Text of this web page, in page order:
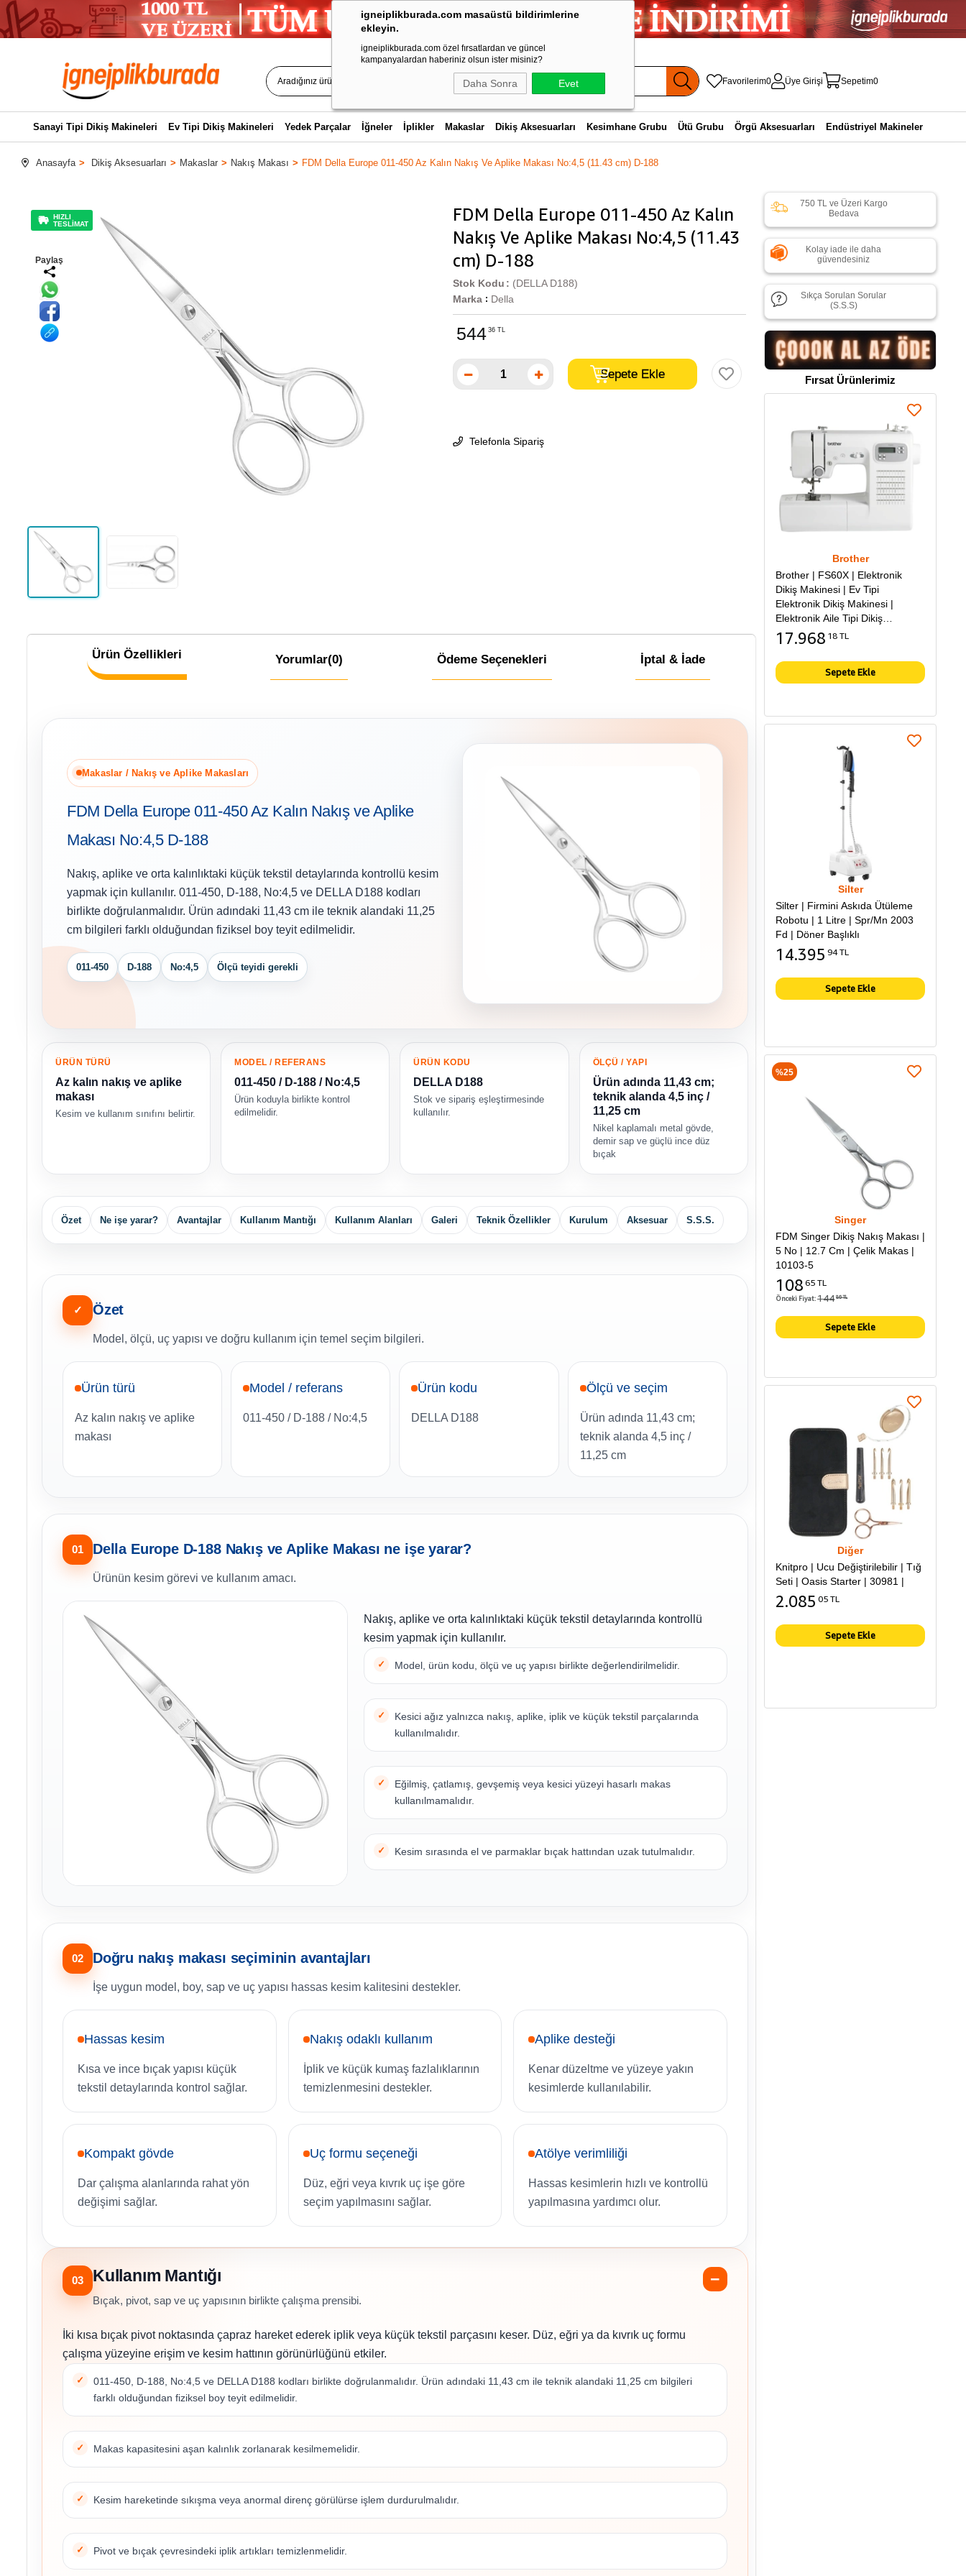
igneiplikburada.com masaüstü bildirimlerine
ekleyin.
igneiplikburada.com özel fırsatlardan ve güncel
kampanyalardan haberiniz olsun ister misiniz?
Daha Sonra Evet Favorilerim0 Üye Girişi Sepetim0
Sanayi Tipi Dikiş Makineleri Ev Tipi Dikiş Makineleri Yedek Parçalar İğneler İplikler Makaslar Dikiş Aksesuarları Kesimhane Grubu Ütü Grubu Örgü Aksesuarları Endüstriyel Makineler
Anasayfa Dikiş Aksesuarları Makaslar Nakış Makası FDM Della Europe 011-450 Az Kalın Nakış Ve Aplike Makası No:4,5 (11.43 cm) D-188
HIZLI
TESLİMAT
Paylaş
FDM Della Europe 011-450 Az Kalın
Nakış Ve Aplike Makası No:4,5 (11.43
cm) D-188
(DELLA D188)
Stok Kodu
Marka : Della
544 36 TL
Telefonla Sipariş
Ürün Özellikleri Yorumlar(0) Ödeme Seçenekleri İptal & İade
Makaslar / Nakış ve Aplike Makasları
FDM Della Europe 011-450 Az Kalın Nakış ve Aplike
Makası No:4,5 D-188
Nakış, aplike ve orta kalınlıktaki küçük tekstil detaylarında kontrollü kesim
yapmak için kullanılır. 011-450, D-188, No:4,5 ve DELLA D188 kodları
birlikte doğrulanmalıdır. Ürün adındaki 11,43 cm ile teknik alandaki 11,25
cm bilgileri farklı olduğundan fiziksel boy teyit edilmelidir.
011-450 D-188 No:4,5 Ölçü teyidi gerekli
ÜRÜN TÜRÜ
Az kalın nakış ve aplike
makası
Kesim ve kullanım sınıfını belirtir.
MODEL / REFERANS
011-450 / D-188 / No:4,5
Ürün koduyla birlikte kontrol
edilmelidir.
ÜRÜN KODU
DELLA D188
Stok ve sipariş eşleştirmesinde
kullanılır.
ÖLÇÜ / YAPI
Ürün adında 11,43 cm;
teknik alanda 4,5 inç /
11,25 cm
Nikel kaplamalı metal gövde,
demir sap ve güçlü ince düz
bıçak
Özet Ne işe yarar? Avantajlar Kullanım Mantığı Kullanım Alanları Galeri Teknik Özellikler Kurulum Aksesuar S.S.S.
✓ Özet
Model, ölçü, uç yapısı ve doğru kullanım için temel seçim bilgileri.
Ürün türü
Az kalın nakış ve aplike
makası
Model / referans
011-450 / D-188 / No:4,5
Ürün kodu
DELLA D188
Ölçü ve seçim
Ürün adında 11,43 cm;
teknik alanda 4,5 inç /
11,25 cm
01 Della Europe D-188 Nakış ve Aplike Makası ne işe yarar?
Ürünün kesim görevi ve kullanım amacı.
Nakış, aplike ve orta kalınlıktaki küçük tekstil detaylarında kontrollü
kesim yapmak için kullanılır.
Model, ürün kodu, ölçü ve uç yapısı birlikte değerlendirilmelidir.
Kesici ağız yalnızca nakış, aplike, iplik ve küçük tekstil parçalarında
kullanılmalıdır.
Eğilmiş, çatlamış, gevşemiş veya kesici yüzeyi hasarlı makas
kullanılmamalıdır.
Kesim sırasında el ve parmaklar bıçak hattından uzak tutulmalıdır.
02 Doğru nakış makası seçiminin avantajları
İşe uygun model, boy, sap ve uç yapısı hassas kesim kalitesini destekler.
Hassas kesim
Kısa ve ince bıçak yapısı küçük
tekstil detaylarında kontrol sağlar.
Nakış odaklı kullanım
İplik ve küçük kumaş fazlalıklarının
temizlenmesini destekler.
Aplike desteği
Kenar düzeltme ve yüzeye yakın
kesimlerde kullanılabilir.
Kompakt gövde
Dar çalışma alanlarında rahat yön
değişimi sağlar.
Uç formu seçeneği
Düz, eğri veya kıvrık uç işe göre
seçim yapılmasını sağlar.
Atölye verimliliği
Hassas kesimlerin hızlı ve kontrollü
yapılmasına yardımcı olur.
03 Kullanım Mantığı
Bıçak, pivot, sap ve uç yapısının birlikte çalışma prensibi.
İki kısa bıçak pivot noktasında çapraz hareket ederek iplik veya küçük tekstil parçasını keser. Düz, eğri ya da kıvrık uç formu
çalışma yüzeyine erişim ve kesim hattının görünürlüğünü etkiler.
011-450, D-188, No:4,5 ve DELLA D188 kodları birlikte doğrulanmalıdır. Ürün adındaki 11,43 cm ile teknik alandaki 11,25 cm bilgileri
farklı olduğundan fiziksel boy teyit edilmelidir.
Makas kapasitesini aşan kalınlık zorlanarak kesilmemelidir.
Kesim hareketinde sıkışma veya anormal direnç görülürse işlem durdurulmalıdır.
Pivot ve bıçak çevresindeki iplik artıkları temizlenmelidir.
750 TL ve Üzeri Kargo
Bedava
Kolay iade ile daha
güvendesiniz
Sıkça Sorulan Sorular
(S.S.S)
Fırsat Ürünlerimiz
Brother
Brother | FS60X | Elektronik
Dikiş Makinesi | Ev Tipi
Elektronik Dikiş Makinesi |
Elektronik Aile Tipi Dikiş
Makinesi
17.968 18 TL
Sepete Ekle
Silter
Silter | Firmini Askıda Ütüleme
Robotu | 1 Litre | Spr/Mn 2003
Fd | Döner Başlıklı
14.395 94 TL
Sepete Ekle
Singer
FDM Singer Dikiş Nakış Makası |
5 No | 12.7 Cm | Çelik Makas |
10103-5
108 65 TL
Önceki Fiyat:144 86 TL
Sepete Ekle
%25
Diğer
Knitpro | Ucu Değiştirilebilir | Tığ
Seti | Oasis Starter | 30981 |
2.085 05 TL
Sepete Ekle